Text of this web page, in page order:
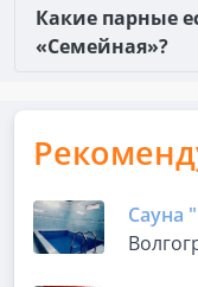
Какие парные
«Семейная»?
Сауна